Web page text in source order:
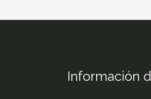
Información